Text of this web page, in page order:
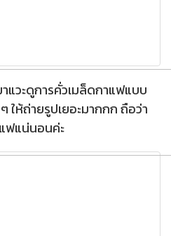
แวะดูการคั่วเมล็ดกาแฟแบบ
ห้ถ่ายรูปเยอะมากกก ถือว่า
ฟแน่นอนค่ะ